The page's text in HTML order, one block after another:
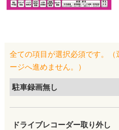
全ての項目が選択必須です。
ージへ進めません。）
駐車録画無し
ドライブレコーダー取り外し